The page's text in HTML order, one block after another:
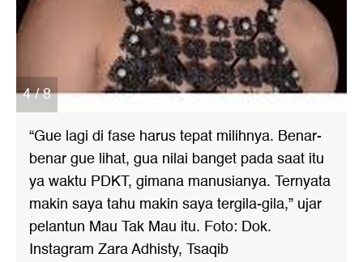
4 / 8
“Gue lagi di fase harus tepat milihnya. Benar-
benar gue lihat, gua nilai banget pada saat itu
ya waktu PDKT, gimana manusianya. Ternyata
makin saya tahu makin saya tergila-gila,” ujar
pelantun Mau Tak Mau itu. Foto: Dok.
Instagram Zara Adhisty, Tsaqib